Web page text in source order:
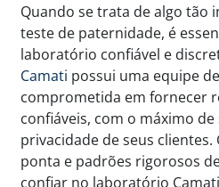
Quando se trata de algo tão
teste de paternidade, é
laboratório confiável e
Camati possui uma equipe
comprometida em fornecer
confiáveis, com o máximo
privacidade de seus
ponta e padrões rigorosos
confiar no laboratório